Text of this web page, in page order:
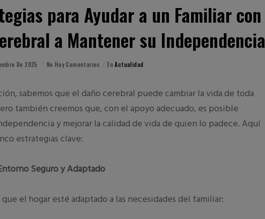
para Ayudar a un Familiar con
a Mantener su Independencia
De 2025 No Hay Comentarios EnActualidad
, sabemos que el daño cerebral puede cambiar la vida de toda
también creemos que, con el apoyo adecuado, es posible
y mejorar la calidad de vida de quien lo padece. Aquí
estrategias clave:
Seguro y Adaptado
el hogar esté adaptado a las necesidades del familiar: